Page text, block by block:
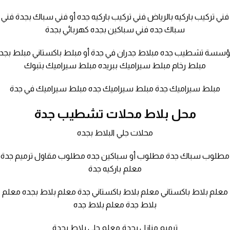
فني تركيب باركيه بالرياض فني تركيب باركيه جده أو فني سباك بجدة فني
سباك جده فني سباكين بجده كهربائي بجدة
تشطيب جده مبلاط جدران في جدة أو مبلط باكستاني مبلط
مبلط رخام مبلط سيراميك ببريده مبلط سيراميك بتبوك
مبلط سيراميك جدة مبلط سيراميك جده مبلط سيراميك في جدة
محل بلاط محلات تشطيب جدة
محلات جلي البلاط بجده
مطلوب سباك جدة مطلوب أو سباكين جده مطلوب مقاول ترميم جدة
معلم باركيه جدة
معلم بلاط باكستاني معلم بلاط باكستاني جدة معلم بلاط بجده معلم
بلاط جدة معلم بلاط جده
ترميم منازل بجدة معلم جلي بلاط بجدة